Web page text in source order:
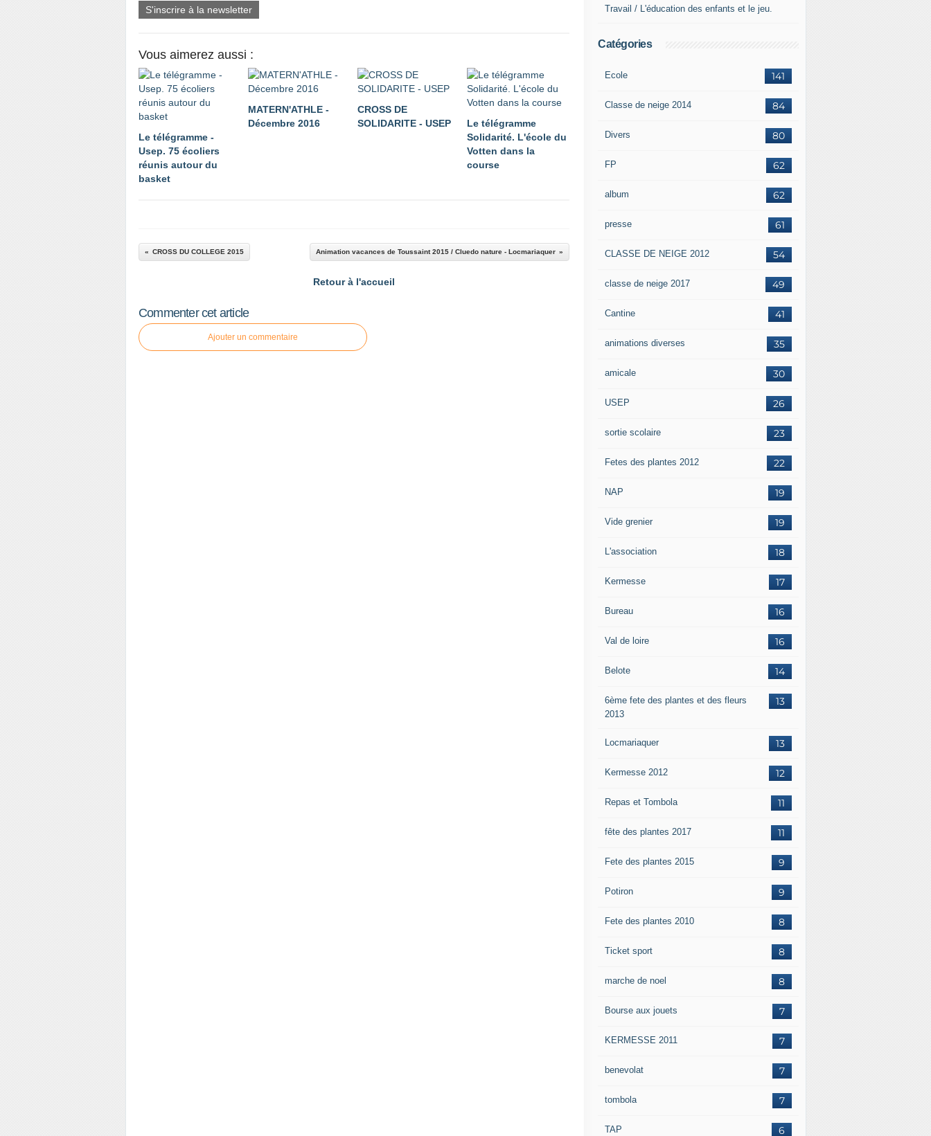
S'inscrire à la newsletter
Vous aimerez aussi :
Le télégramme -
Usep. 75 écoliers
réunis autour du
basket
MATERN'ATHLE -
Décembre 2016
CROSS DE
SOLIDARITE - USEP
Le télégramme
Solidarité. L'école du
Votten dans la
course
CROSS DU COLLEGE 2015 Animation vacances de Toussaint 2015 / Cluedo nature - Locmariaquer
Retour à l'accueil
Commenter cet article
Ajouter un commentaire
Travail / L'éducation des enfants et le jeu.
Catégories
141
Ecole
84
Classe de neige 2014
80
Divers
62
FP
62
album
61
presse
54
CLASSE DE NEIGE 2012
49
classe de neige 2017
41
Cantine
35
animations diverses
30
amicale
26
USEP
23
sortie scolaire
22
Fetes des plantes 2012
19
NAP
19
Vide grenier
18
L'association
17
Kermesse
16
Bureau
16
Val de loire
14
Belote
13
6ème fete des plantes et des fleurs
2013
13
Locmariaquer
12
Kermesse 2012
11
Repas et Tombola
11
fête des plantes 2017
9
Fete des plantes 2015
9
Potiron
8
Fete des plantes 2010
8
Ticket sport
8
marche de noel
7
Bourse aux jouets
7
KERMESSE 2011
7
benevolat
7
tombola
6
TAP